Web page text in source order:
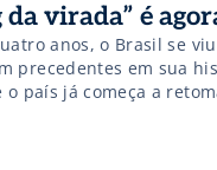
virada” é
anos, o Brasil se
precedentes em sua
o país já começa a
Bruto) deve manter-